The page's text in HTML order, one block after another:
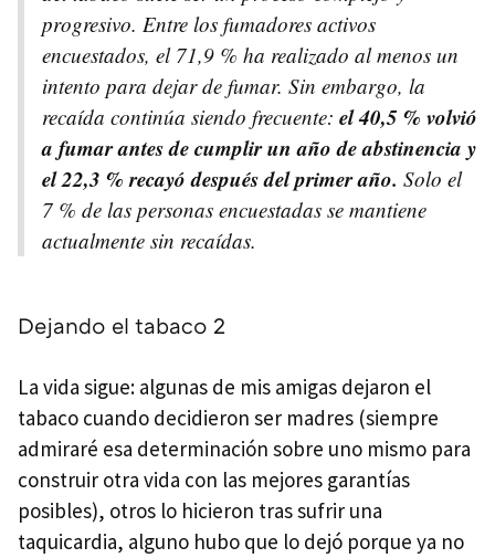
progresivo. Entre los fumadores activos
encuestados, el 71,9 % ha realizado al menos un
intento para dejar de fumar. Sin embargo, la
recaída continúa siendo frecuente: el 40,5 % volvió
a fumar antes de cumplir un año de abstinencia y
el 22,3 % recayó después del primer año. Solo el
7 % de las personas encuestadas se mantiene
actualmente sin recaídas.
Dejando el tabaco 2
La vida sigue: algunas de mis amigas dejaron el
tabaco cuando decidieron ser madres (siempre
admiraré esa determinación sobre uno mismo para
construir otra vida con las mejores garantías
posibles), otros lo hicieron tras sufrir una
taquicardia, alguno hubo que lo dejó porque ya no